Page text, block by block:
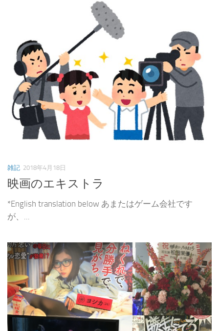
雑記 2018年4月18日
映画のエキストラ
*English translation below あまたはゲーム会社です
が、...